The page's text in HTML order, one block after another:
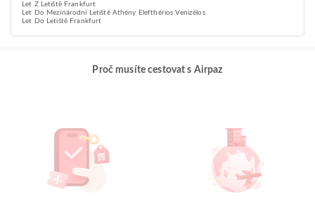
Let Z Letiště Frankfurt
Let Do Mezinárodní Letiště Athény Elefthérios Venizélos
Let Do Letiště Frankfurt
Proč musíte cestovat s Airpaz